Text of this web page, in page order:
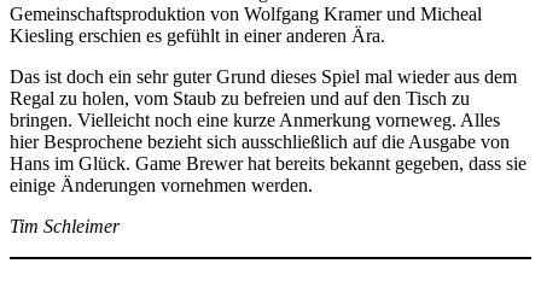
Gemeinschaftsproduktion von Wolfgang Kramer und Micheal
Kiesling erschien es gefühlt in einer anderen Ära.
Das ist doch ein sehr guter Grund dieses Spiel mal wieder aus dem
Regal zu holen, vom Staub zu befreien und auf den Tisch zu
bringen. Vielleicht noch eine kurze Anmerkung vorneweg. Alles
hier Besprochene bezieht sich ausschließlich auf die Ausgabe von
Hans im Glück. Game Brewer hat bereits bekannt gegeben, dass sie
einige Änderungen vornehmen werden.
Tim Schleimer